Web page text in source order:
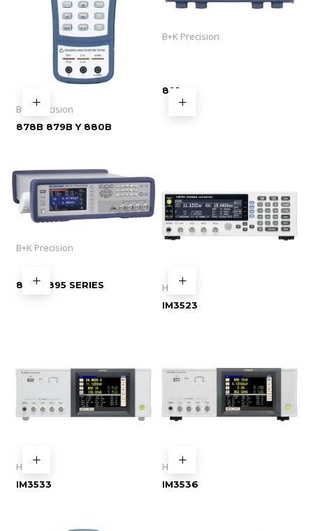
B+K Precision
878B 879B Y 880B
B+K Precision
891
B+K Precision
894 y 895 SERIES Hioki
IM3523
Hioki
IM3533
Hioki
IM3536